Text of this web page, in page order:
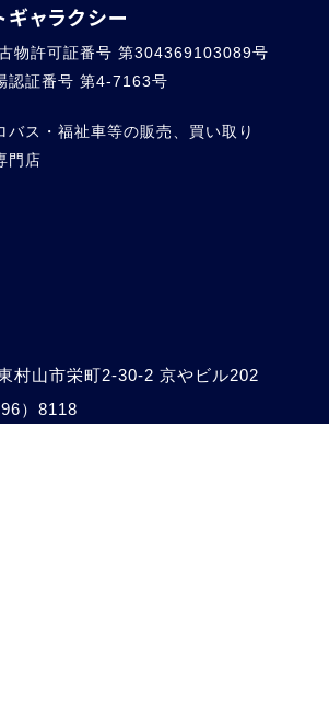
ャラクシー
物許可証番号 第304369103089号
認証番号 第4-7163号
バス・福祉車等の販売、買い取り
門店
村山市栄町2-30-2 京やビル202
）8118